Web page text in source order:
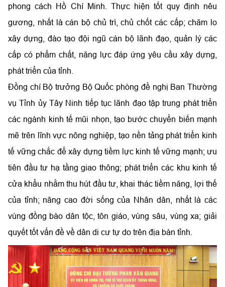
phong cách Hồ Chí Minh. Thực hiện tốt quy định nêu
gương, nhất là cán bộ chủ trì, chủ chốt các cấp; chăm lo
xây dựng, đào tạo đội ngũ cán bộ lãnh đạo, quản lý các
cấp có phẩm chất, năng lực đáp ứng yêu cầu xây dựng,
phát triển của tỉnh.
Đồng chí Bộ trưởng Bộ Quốc phòng đề nghị Ban Thường
vụ Tỉnh ủy Tây Ninh tiếp tục lãnh đạo tập trung phát triển
các ngành kinh tế mũi nhọn, tạo bước chuyển biến mạnh
mẽ trên lĩnh vực nông nghiệp, tạo nền tảng phát triển kinh
tế vững chắc để xây dựng tiềm lực kinh tế vững mạnh; ưu
tiên đầu tư hạ tầng giao thông; phát triển các khu kinh tế
cửa khẩu nhằm thu hút đầu tư, khai thác tiềm năng, lợi thế
của tỉnh; nâng cao đời sống của Nhân dân, nhất là các
vùng đồng bào dân tộc, tôn giáo, vùng sâu, vùng xa; giải
quyết tốt vấn đề về dân di cư tự do trên địa bàn tỉnh.